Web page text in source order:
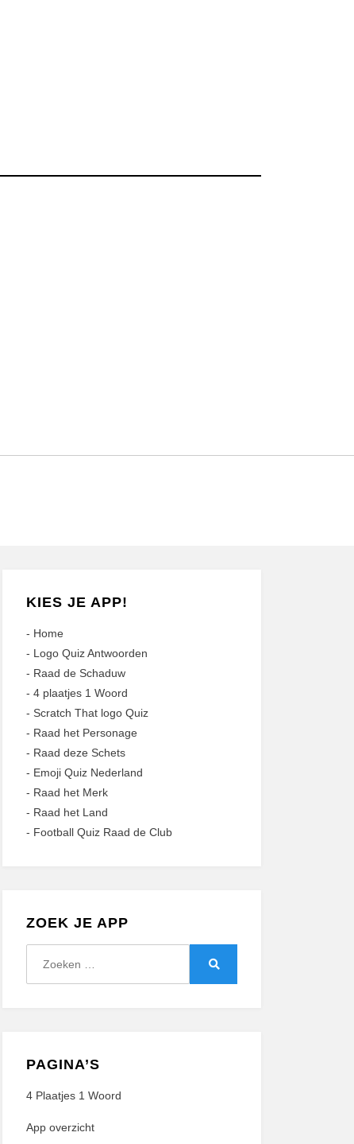
KIES JE APP!
- Home
- Logo Quiz Antwoorden
- Raad de Schaduw
- 4 plaatjes 1 Woord
- Scratch That logo Quiz
- Raad het Personage
- Raad deze Schets
- Emoji Quiz Nederland
- Raad het Merk
- Raad het Land
- Football Quiz Raad de Club
ZOEK JE APP
PAGINA’S
4 Plaatjes 1 Woord
App overzicht